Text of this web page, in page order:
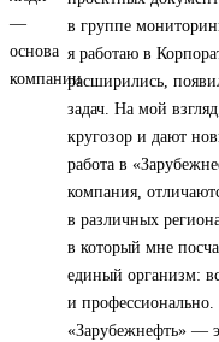
в группе
я работаю в
расширились,
задач. На мой
кругозор и дают
работа в
компания,
в различных
в который мне
единый организм:
и
«Зарубежнефть» —